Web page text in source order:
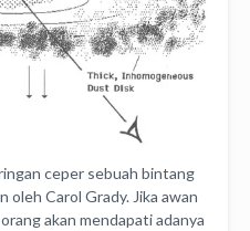
ceper sebuah bintang
oleh Carol Grady. Jika awan
akan mendapati adanya